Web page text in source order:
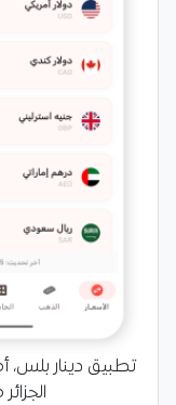
تطبيق دينار